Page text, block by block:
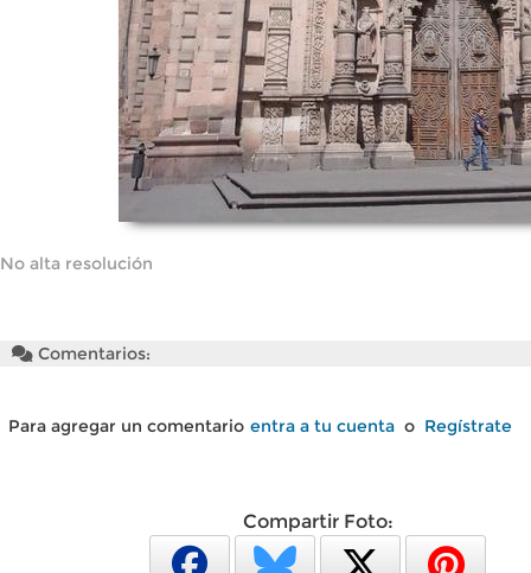
No alta resolución
Comentarios:
Para agregar un comentario entra a tu cuenta o Regístrate
Compartir Foto: